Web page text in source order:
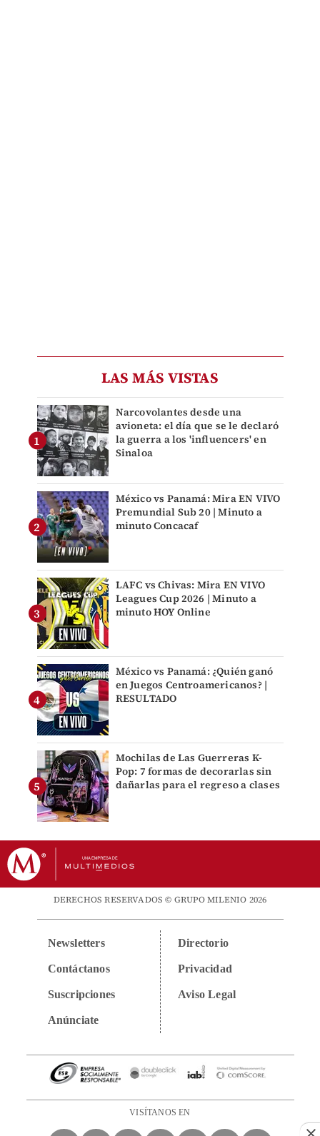
LAS MÁS VISTAS
Narcovolantes desde una
avioneta: el día que se le declaró
la guerra a los 'influencers' en
Sinaloa
México vs Panamá: Mira EN VIVO
Premundial Sub 20 | Minuto a
minuto Concacaf
LAFC vs Chivas: Mira EN VIVO
Leagues Cup 2026 | Minuto a
minuto HOY Online
México vs Panamá: ¿Quién ganó
en Juegos Centroamericanos? |
RESULTADO
Mochilas de Las Guerreras K-
Pop: 7 formas de decorarlas sin
dañarlas para el regreso a clases
DERECHOS RESERVADOS © GRUPO MILENIO 2026
Newsletters
Contáctanos
Suscripciones
Anúnciate
Directorio
Privacidad
Aviso Legal
VISÍTANOS EN